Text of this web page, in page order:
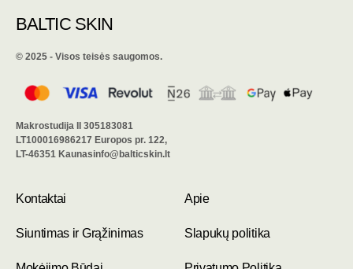
BALTIC SKIN
©️ 2025 - Visos teisės saugomos.
Kontaktai Apie
Siuntimas ir Grąžinimas Slapukų politika
Makrostudija II 305183081
LT100016986217 Europos pr. 122,
LT-46351 Kaunasinfo@balticskin.lt